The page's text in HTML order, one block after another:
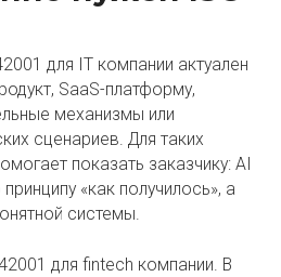
для IT компании актуален
SaaS-платформу,
механизмы или
сценариев. Для таких
показать заказчику: AI
«как получилось», а
системы.
для fintech компании. В